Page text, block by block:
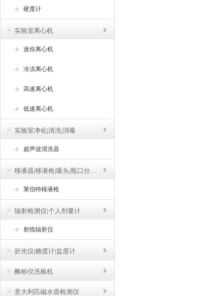
硬度计
实验室离心机
迷你离心机
冷冻离心机
高速离心机
低速离心机
实验室净化|清洗|消毒
超声波清洗器
移液器|移液枪|吸头|瓶口分液器
莱伯特移液枪
辐射检测仪|个人剂量计
射线辐射仪
折光仪|糖度计|盐度计
酶标仪洗板机
意大利匹磁水质检测仪